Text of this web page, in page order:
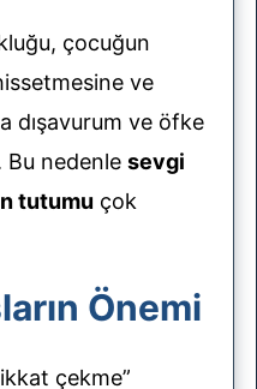
çocuğun
ve
dışavurum ve öfke
Bu nedenle sevgi
tutumu çok
Önemi
çekme”